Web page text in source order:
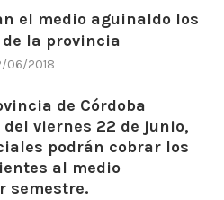
el medio aguinaldo los
la provincia
06/2018
de Córdoba
viernes 22 de junio,
podrán cobrar los
al medio
semestre.